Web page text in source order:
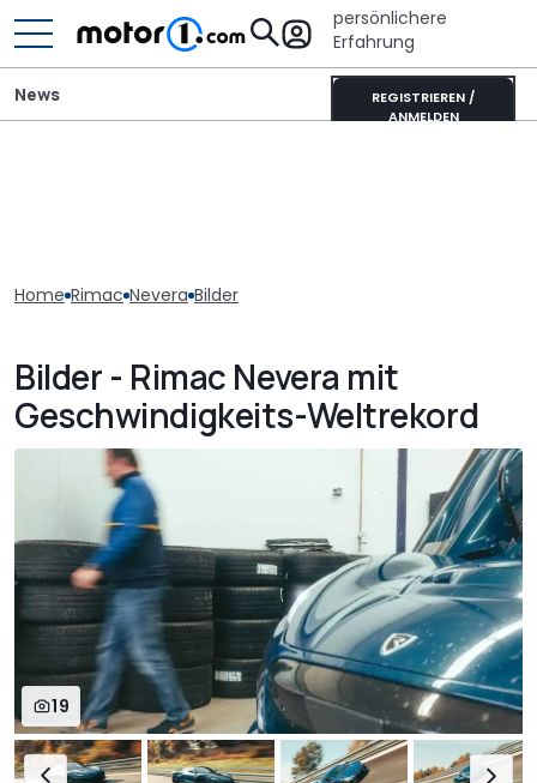
persönlichere
Erfahrung
REGISTRIEREN /
ANMELDEN
News
Home Rimac Nevera Bilder
Bilder - Rimac Nevera mit
Geschwindigkeits-Weltrekord
19